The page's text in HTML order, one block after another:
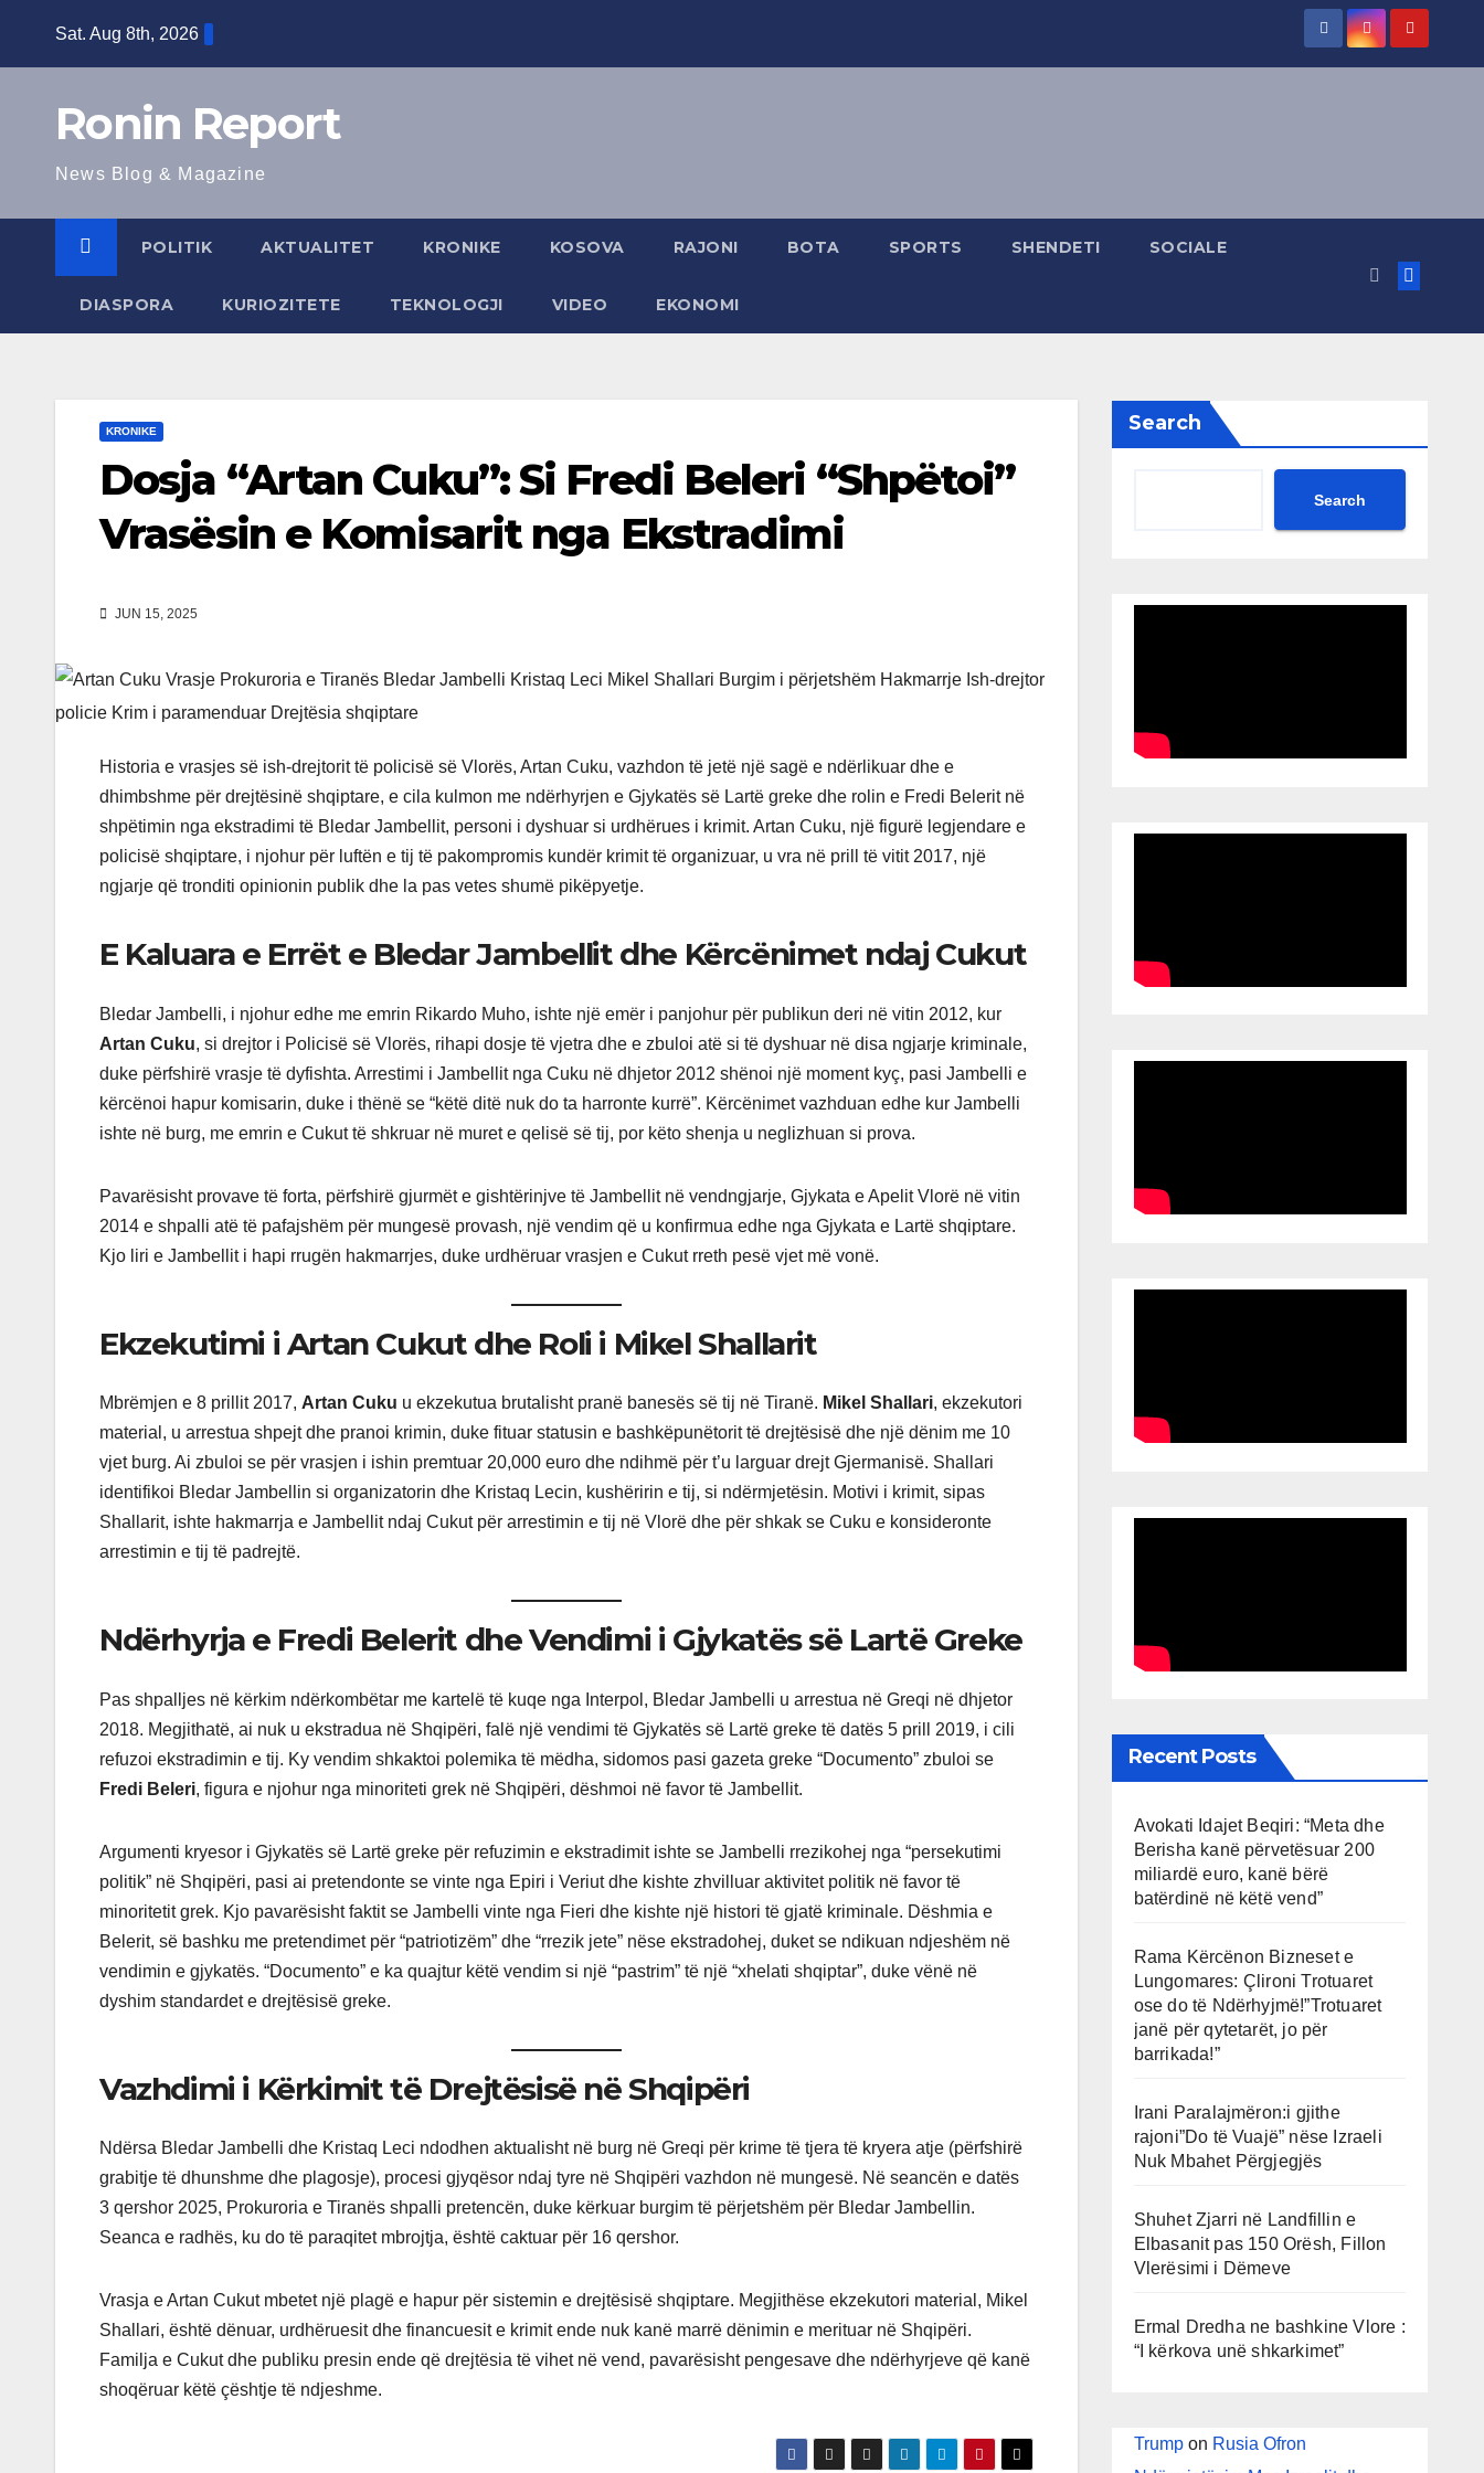
Sat. Aug 8th, 2026
Ronin Report
News Blog & Magazine
POLITIK AKTUALITET KRONIKE KOSOVA RAJONI BOTA SPORTS SHENDETI SOCIALE
DIASPORA KURIOZITETE TEKNOLOGJI VIDEO EKONOMI
KRONIKE
Dosja “Artan Cuku”: Si Fredi Beleri “Shpëtoi”
Vrasësin e Komisarit nga Ekstradimi
JUN 15, 2025
Historia e vrasjes së ish-drejtorit të policisë së Vlorës, Artan Cuku, vazhdon të jetë një sagë e ndërlikuar dhe e
dhimbshme për drejtësinë shqiptare, e cila kulmon me ndërhyrjen e Gjykatës së Lartë greke dhe rolin e Fredi Belerit në
shpëtimin nga ekstradimi të Bledar Jambellit, personi i dyshuar si urdhërues i krimit. Artan Cuku, një figurë legjendare e
policisë shqiptare, i njohur për luftën e tij të pakompromis kundër krimit të organizuar, u vra në prill të vitit 2017, një
ngjarje që tronditi opinionin publik dhe la pas vetes shumë pikëpyetje.
E Kaluara e Errët e Bledar Jambellit dhe Kërcënimet ndaj Cukut
Bledar Jambelli, i njohur edhe me emrin Rikardo Muho, ishte një emër i panjohur për publikun deri në vitin 2012, kur
Artan Cuku, si drejtor i Policisë së Vlorës, rihapi dosje të vjetra dhe e zbuloi atë si të dyshuar në disa ngjarje kriminale,
duke përfshirë vrasje të dyfishta. Arrestimi i Jambellit nga Cuku në dhjetor 2012 shënoi një moment kyç, pasi Jambelli e
kërcënoi hapur komisarin, duke i thënë se “këtë ditë nuk do ta harronte kurrë”. Kërcënimet vazhduan edhe kur Jambelli
ishte në burg, me emrin e Cukut të shkruar në muret e qelisë së tij, por këto shenja u neglizhuan si prova.
Pavarësisht provave të forta, përfshirë gjurmët e gishtërinjve të Jambellit në vendngjarje, Gjykata e Apelit Vlorë në vitin
2014 e shpalli atë të pafajshëm për mungesë provash, një vendim që u konfirmua edhe nga Gjykata e Lartë shqiptare.
Kjo liri e Jambellit i hapi rrugën hakmarrjes, duke urdhëruar vrasjen e Cukut rreth pesë vjet më vonë.
Ekzekutimi i Artan Cukut dhe Roli i Mikel Shallarit
Mbrëmjen e 8 prillit 2017, Artan Cuku u ekzekutua brutalisht pranë banesës së tij në Tiranë. Mikel Shallari, ekzekutori
material, u arrestua shpejt dhe pranoi krimin, duke fituar statusin e bashkëpunëtorit të drejtësisë dhe një dënim me 10
vjet burg. Ai zbuloi se për vrasjen i ishin premtuar 20,000 euro dhe ndihmë për t’u larguar drejt Gjermanisë. Shallari
identifikoi Bledar Jambellin si organizatorin dhe Kristaq Lecin, kushëririn e tij, si ndërmjetësin. Motivi i krimit, sipas
Shallarit, ishte hakmarrja e Jambellit ndaj Cukut për arrestimin e tij në Vlorë dhe për shkak se Cuku e konsideronte
arrestimin e tij të padrejtë.
Ndërhyrja e Fredi Belerit dhe Vendimi i Gjykatës së Lartë Greke
Pas shpalljes në kërkim ndërkombëtar me kartelë të kuqe nga Interpol, Bledar Jambelli u arrestua në Greqi në dhjetor
2018. Megjithatë, ai nuk u ekstradua në Shqipëri, falë një vendimi të Gjykatës së Lartë greke të datës 5 prill 2019, i cili
refuzoi ekstradimin e tij. Ky vendim shkaktoi polemika të mëdha, sidomos pasi gazeta greke “Documento” zbuloi se
Fredi Beleri, figura e njohur nga minoriteti grek në Shqipëri, dëshmoi në favor të Jambellit.
Argumenti kryesor i Gjykatës së Lartë greke për refuzimin e ekstradimit ishte se Jambelli rrezikohej nga “persekutimi
politik” në Shqipëri, pasi ai pretendonte se vinte nga Epiri i Veriut dhe kishte zhvilluar aktivitet politik në favor të
minoritetit grek. Kjo pavarësisht faktit se Jambelli vinte nga Fieri dhe kishte një histori të gjatë kriminale. Dëshmia e
Belerit, së bashku me pretendimet për “patriotizëm” dhe “rrezik jete” nëse ekstradohej, duket se ndikuan ndjeshëm në
vendimin e gjykatës. “Documento” e ka quajtur këtë vendim si një “pastrim” të një “xhelati shqiptar”, duke vënë në
dyshim standardet e drejtësisë greke.
Vazhdimi i Kërkimit të Drejtësisë në Shqipëri
Ndërsa Bledar Jambelli dhe Kristaq Leci ndodhen aktualisht në burg në Greqi për krime të tjera të kryera atje (përfshirë
grabitje të dhunshme dhe plagosje), procesi gjyqësor ndaj tyre në Shqipëri vazhdon në mungesë. Në seancën e datës
3 qershor 2025, Prokuroria e Tiranës shpalli pretencën, duke kërkuar burgim të përjetshëm për Bledar Jambellin.
Seanca e radhës, ku do të paraqitet mbrojtja, është caktuar për 16 qershor.
Vrasja e Artan Cukut mbetet një plagë e hapur për sistemin e drejtësisë shqiptare. Megjithëse ekzekutori material, Mikel
Shallari, është dënuar, urdhëruesit dhe financuesit e krimit ende nuk kanë marrë dënimin e merituar në Shqipëri.
Familja e Cukut dhe publiku presin ende që drejtësia të vihet në vend, pavarësisht pengesave dhe ndërhyrjeve që kanë
shoqëruar këtë çështje të ndjeshme.
Search
Search
Recent Posts
Avokati Idajet Beqiri: “Meta dhe
Berisha kanë përvetësuar 200
miliardë euro, kanë bërë
batërdinë në këtë vend”
Rama Kërcënon Bizneset e
Lungomares: Çlironi Trotuaret
ose do të Ndërhyjmë!”Trotuaret
janë për qytetarët, jo për
barrikada!”
Irani Paralajmëron:i gjithe
rajoni”Do të Vuajë” nëse Izraeli
Nuk Mbahet Përgjegjës
Shuhet Zjarri në Landfillin e
Elbasanit pas 150 Orësh, Fillon
Vlerësimi i Dëmeve
Ermal Dredha ne bashkine Vlore :
“I kërkova unë shkarkimet”
Trumpon Rusia Ofron